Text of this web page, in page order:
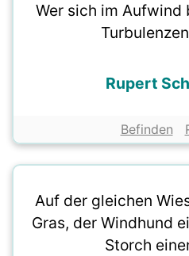
Wer sich im
Rupert
Befinden
Auf der gleichen
Gras, der Windhund
Storch